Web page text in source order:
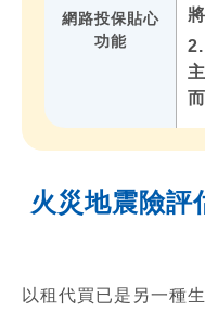
網路投保貼心
功能
火災地震險評
以租代買已是另一種